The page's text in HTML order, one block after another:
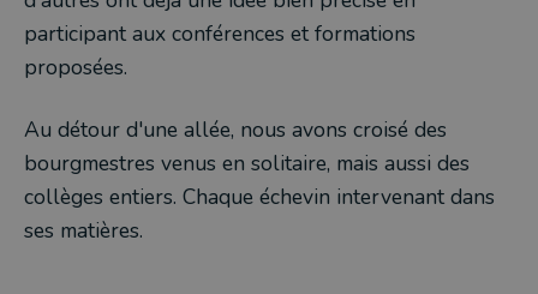
participant aux conférences et formations
proposées.
Au détour d'une allée, nous avons croisé des
bourgmestres venus en solitaire, mais aussi des
collèges entiers. Chaque échevin intervenant dans
ses matières.